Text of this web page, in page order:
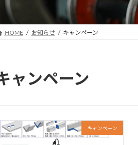
HOME お知らせ キャンペーン
ャンペーン
キャンペーン